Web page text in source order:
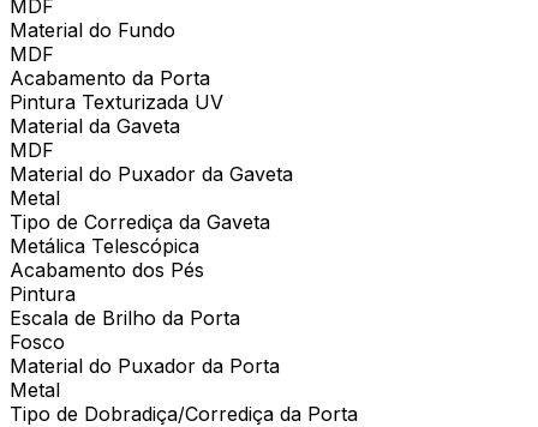
MDF
Material do Fundo
MDF
Acabamento da Porta
Pintura Texturizada UV
Material da Gaveta
MDF
Material do Puxador da Gaveta
Metal
Tipo de Corrediça da Gaveta
Metálica Telescópica
Acabamento dos Pés
Pintura
Escala de Brilho da Porta
Fosco
Material do Puxador da Porta
Metal
Tipo de Dobradiça/Corrediça da Porta